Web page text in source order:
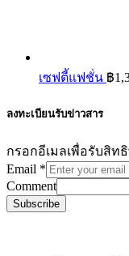
เซฟตี้แฟชั่น ฿
ลงทะเบียนรับข่าวสาร
กรอกอีเมลเพื่อรับสิท
Email *
Comment
Subscribe